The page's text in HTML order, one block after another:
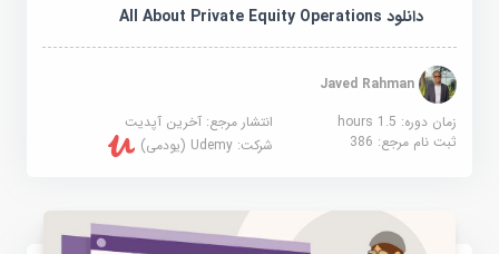
دانلود All About Private Equity Operations
Javed Rahman
زمان دوره: 1.5 hours
انتشار مرجع:آخرین آپدیت
ثبت نام مرجع:386 شرکت:Udemy (یودمی)